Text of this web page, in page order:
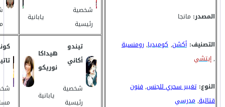
المصدر: مانجا
التصنيف: أكشن, كوميديا, رومنسية
,إيتشي
النوع: تغيير سحري للجنس,فنون
قتالية,مدرسي
شخصية
رئيسية
يابانية
تيندو
أكاني
شخصية
رئيسية
هيداكا
نوريكو
يابانية